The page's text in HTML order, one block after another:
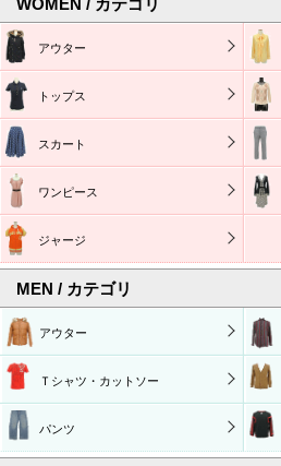
WOMEN / カテゴリ
アウター
トップス
スカート
ワンピース
ジャージ
MEN / カテゴリ
アウター
Ｔシャツ・カットソー
パンツ